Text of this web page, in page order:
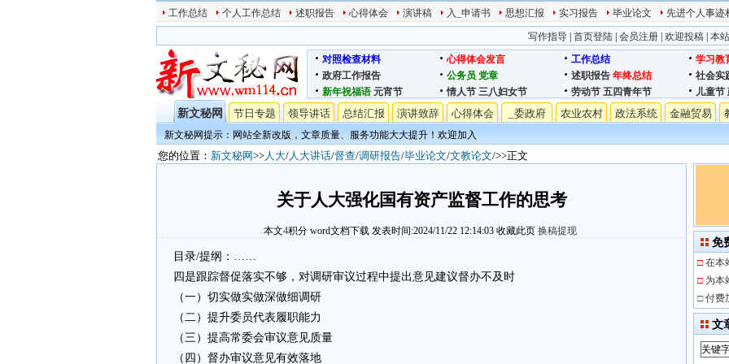
工作总结 个人工作总结 述职报告 心得体会 演讲稿 入_申请书 思想汇报 实习报告 毕业论文 先进个人事迹
写作指导 首页登陆 会员注册 欢迎投稿 本
对照检查材料
心得体会发言 工作总结
学习教
政府工作报告
公务员 党章 述职报告 年终总结
社会实
新年祝福语 元宵节 情人节 三八妇女节 劳动节 五四青年节 儿童节
新文秘网 节日专题 领导讲话 总结汇报 演讲致辞 心得体会 _委政府 农业农村 政法系统 金融贸易
新文秘网提示：网站全新改版，文章质量、服务功能大大提升！欢迎加入
您的位置： 新文秘网>>人大/人大讲话/督查/调研报告/毕业论文/文教论文/>>正文
关于人大强化国有资产监督工作的思考
本文4积分 word文档下载 发表时间:2024/11/22 12:14:03 收藏此页 换稿提现
目录/提纲：……
四是跟踪督促落实不够，对调研审议过程中提出意见建议督办不及时
（一）切实做实做深做细调研
（二）提升委员代表履职能力
（三）提高常委会审议意见质量
（四）督办审议意见有效落地
免
□ 在本
□ 为本
□ 付费
文